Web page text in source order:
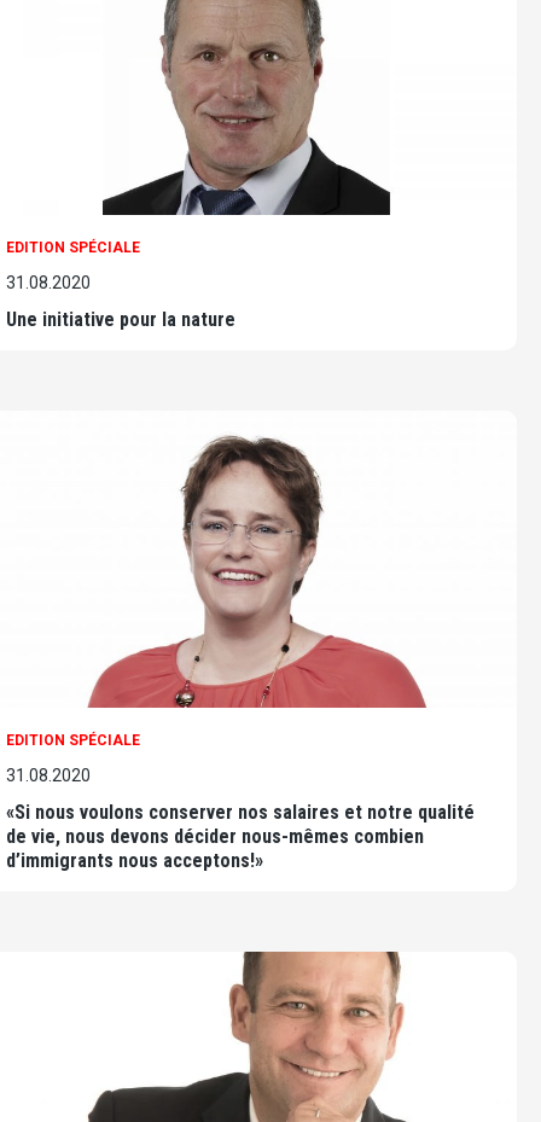
EDITION SPÉCIALE
31.08.2020
Une initiative pour la nature
EDITION SPÉCIALE
31.08.2020
«Si nous voulons conserver nos salaires et notre qualité
de vie, nous devons décider nous-mêmes combien
d’immigrants nous acceptons!»